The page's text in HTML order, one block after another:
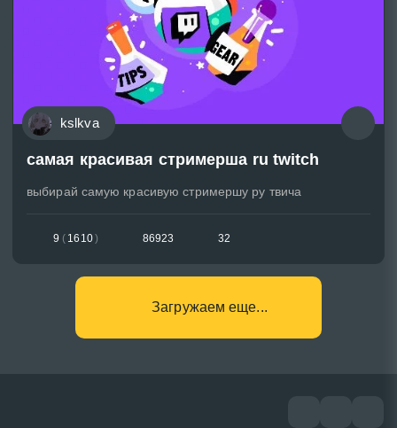
kslkva
самая красивая стримерша ru twitch
выбирай самую красивую стримершу ру твича
9 ( 1610) 86923 32
Загружаем еще...